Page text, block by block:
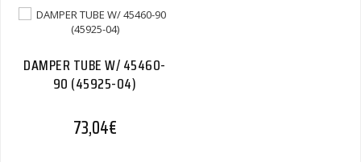
DAMPER TUBE W/ 45460-
90 (45925-04)
73,04€